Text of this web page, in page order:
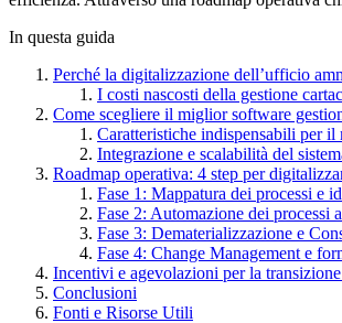
In questa guida
Perché la digitalizzazione dell’ufficio
I costi nascosti della gestione
Come scegliere il miglior software
Caratteristiche indispensabili per il
Integrazione e scalabilità del
Roadmap operativa: 4 step per
Fase 1: Mappatura dei processi e
Fase 2: Automazione dei processi
Fase 3: Dematerializzazione e
Fase 4: Change Management e
Incentivi e agevolazioni per la
Conclusioni
Fonti e Risorse Utili